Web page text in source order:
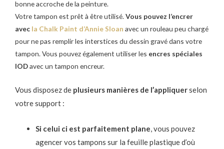
bonne accroche de la peinture.
Votre tampon est prêt à être utilisé. Vous pouvez l’encrer
avec la Chalk Paint d’Annie Sloan avec un rouleau peu chargé
pour ne pas remplir les interstices du dessin gravé dans votre
tampon. Vous pouvez également utiliser les encres spéciales
IODavec un tampon encreur.
Vous disposez de plusieurs manières de l’appliquerselon
votre support :
Si celui ci est parfaitement plane, vous pouvez
agencer vos tampons sur la feuille plastique d’où